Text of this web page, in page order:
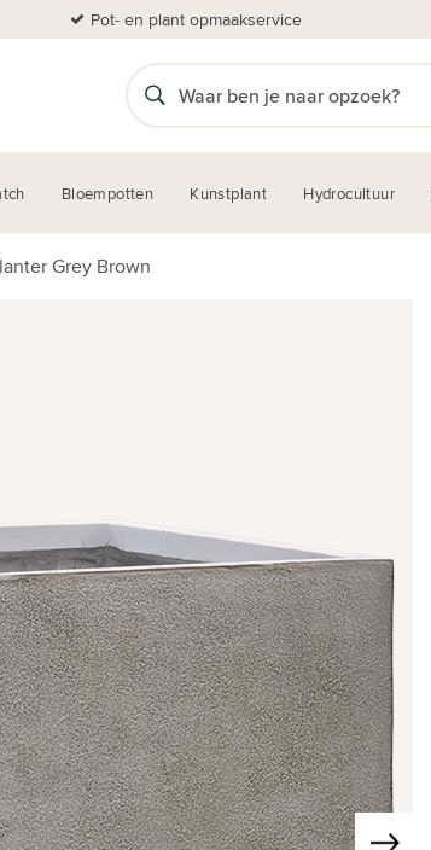
Pot- en plant opmaakservice
Bloempotten Kunstplant Hydrocultuur
Grey Brown